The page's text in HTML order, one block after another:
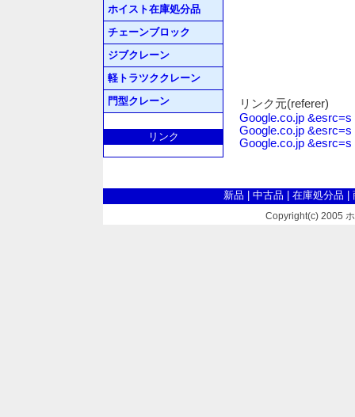
ホイスト在庫処分品
チェーンブロック
ジブクレーン
軽トラツククレーン
門型クレーン
リンク
リンク元(referer)
Google.co.jp &esrc=s
Google.co.jp &esrc=s
Google.co.jp &esrc=s
新品 中古品 在庫処分品
Copyright(c) 2005